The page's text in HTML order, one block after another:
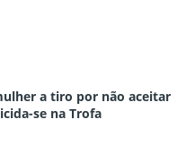
a tiro por não aceitar
se na Trofa